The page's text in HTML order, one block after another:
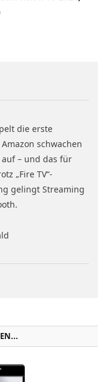
die erste
schwachen
auf – und das für
„Fire TV“-
gelingt Streaming